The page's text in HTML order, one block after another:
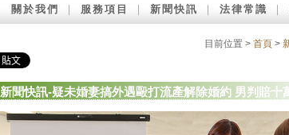
關於我們 服務項目 新聞快訊 法律常識
目前位置 > 首頁 >
新聞快訊-疑未婚妻搞外遇毆打流產解除婚約 男判賠十